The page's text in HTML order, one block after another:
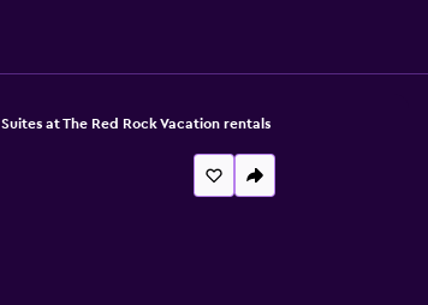
Suites at The Red Rock Vacation rentals